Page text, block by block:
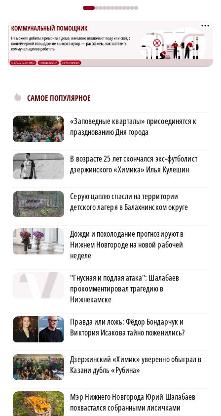
САМОЕ ПОПУЛЯРНОЕ
«Заповедные кварталы» присоединятся к
празднованию Дня города
В возрасте 25 лет скончался экс-футболист
дзержинского «Химика» Илья Кулешин
Серую цаплю спасли на территории
детского лагеря в Балахнинском округе
Дожди и похолодание прогнозируют в
Нижнем Новгороде на новой рабочей
неделе
"Гнусная и подлая атака": Шалабаев
прокомментировал трагедию в
Нижнекамске
Правда или ложь: Фёдор Бондарчук и
Виктория Исакова тайно поженились?
Дзержинский «Химик» уверенно обыграл в
Казани дубль «Рубина»
Мэр Нижнего Новгорода Юрий Шалабаев
похвастался собранными лисичками